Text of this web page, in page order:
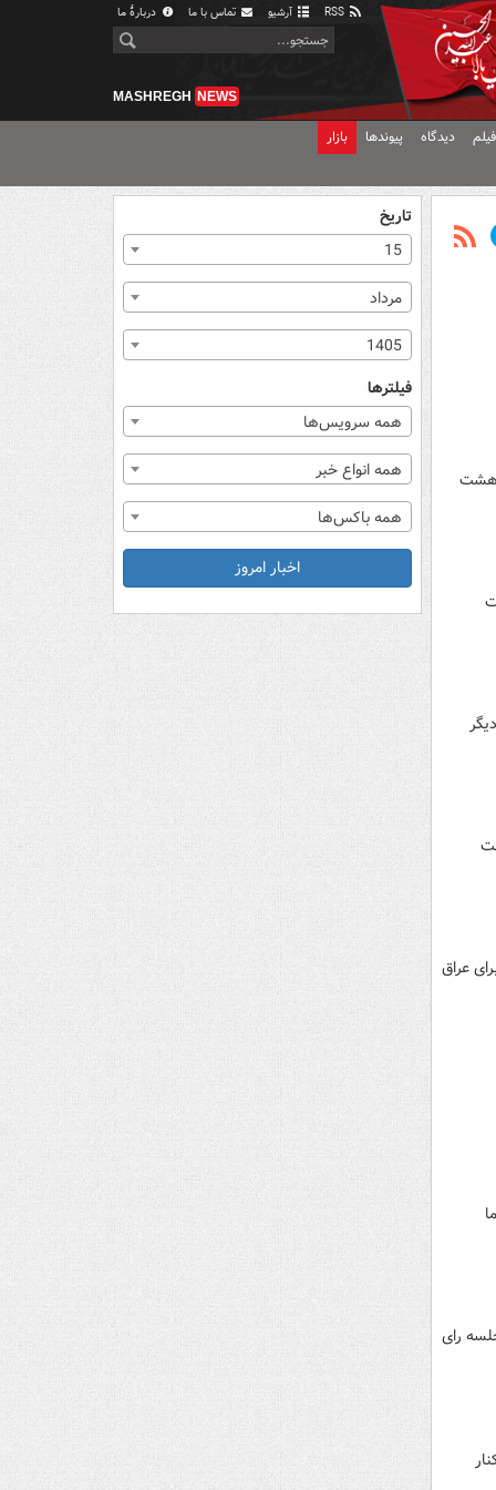
آرشیو تماس با ما دربارهٔ ما
MASHREGH NEWS
دیدگاه پیوندها بازار
هشت
عراق
رای
تاریخ
15
مرداد
1405
فیلترها
همه سرویس‌ها
همه انواع خبر
همه باکس‌ها
اخبار امروز